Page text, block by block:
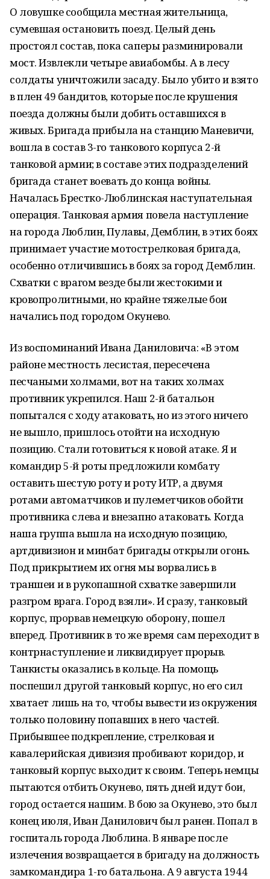
О ловушке сообщила местная жительница,
сумевшая остановить поезд. Целый день
простоял состав, пока саперы разминировали
мост. Извлекли четыре авиабомбы. А в лесу
солдаты уничтожили засаду. Было убито и взято
в плен 49 бандитов, которые после крушения
поезда должны были добить оставшихся в
живых. Бригада прибыла на станцию Маневичи,
вошла в состав 3-го танкового корпуса 2-й
танковой армии; в составе этих подразделений
бригада станет воевать до конца войны.
Началась Брестко-Люблинская наступательная
операция. Танковая армия повела наступление
на города Люблин, Пулавы, Демблин, в этих боях
принимает участие мотострелковая бригада,
особенно отличившись в боях за город Демблин.
Схватки с врагом везде были жестокими и
кровопролитными, но крайне тяжелые бои
начались под городом Окунево.
Из воспоминаний Ивана Даниловича: «В этом
районе местность лесистая, пересечена
песчаными холмами, вот на таких холмах
противник укрепился. Наш 2-й батальон
попытался с ходу атаковать, но из этого ничего
не вышло, пришлось отойти на исходную
позицию. Стали готовиться к новой атаке. Я и
командир 5-й роты предложили комбату
оставить шестую роту и роту ИТР, а двумя
ротами автоматчиков и пулеметчиков обойти
противника слева и внезапно атаковать. Когда
наша группа вышла на исходную позицию,
артдивизион и минбат бригады открыли огонь.
Под прикрытием их огня мы ворвались в
траншеи и в рукопашной схватке завершили
разгром врага. Город взяли». И сразу, танковый
корпус, прорвав немецкую оборону, пошел
вперед. Противник в то же время сам переходит в
контрнаступление и ликвидирует прорыв.
Танкисты оказались в кольце. На помощь
поспешил другой танковый корпус, но его сил
хватает лишь на то, чтобы вывести из окружения
только половину попавших в него частей.
Прибывшее подкрепление, стрелковая и
кавалерийская дивизия пробивают коридор, и
танковый корпус выходит к своим. Теперь немцы
пытаются отбить Окунево, пять дней идут бои,
город остается нашим. В бою за Окунево, это был
конец июля, Иван Данилович был ранен. Попал в
госпиталь города Люблина. В январе после
излечения возвращается в бригаду на должность
замкомандира 1-го батальона. А 9 августа 1944